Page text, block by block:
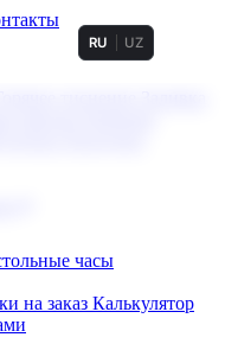
RU UZ
часы
на заказ Калькулятор